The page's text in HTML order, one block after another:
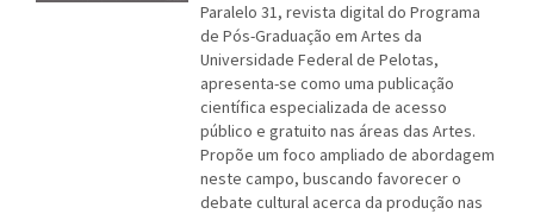
Paralelo 31, revista digital do Programa
de Pós-Graduação em Artes da
Universidade Federal de Pelotas,
apresenta-se como uma publicação
científica especializada de acesso
público e gratuito nas áreas das Artes.
Propõe um foco ampliado de abordagem
neste campo, buscando favorecer o
debate cultural acerca da produção nas